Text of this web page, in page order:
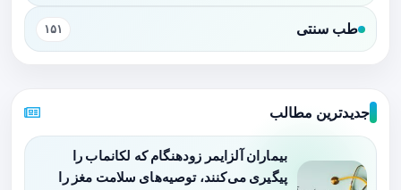
طب سنتی ۱۵۱
جدیدترین مطالب
بیماران آلزایمر زودهنگام که لکانماب را
پیگیری می‌کنند، توصیه‌های سلامت مغز را